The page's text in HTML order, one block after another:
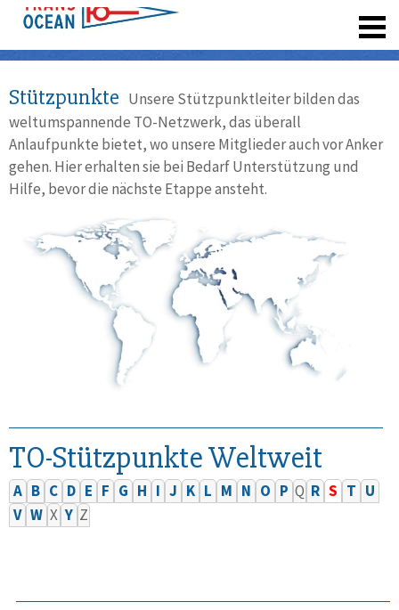
Stützpunkte Unsere Stützpunktleiter bilden das
weltumspannende TO-Netzwerk, das überall
Anlaufpunkte bietet, wo unsere Mitglieder auch vor Anker
gehen. Hier erhalten sie bei Bedarf Unterstützung und
Hilfe, bevor die nächste Etappe ansteht.
TO-Stützpunkte Weltweit
A B C D E F G H I J K L M N O P Q R S T U
V W X Y Z